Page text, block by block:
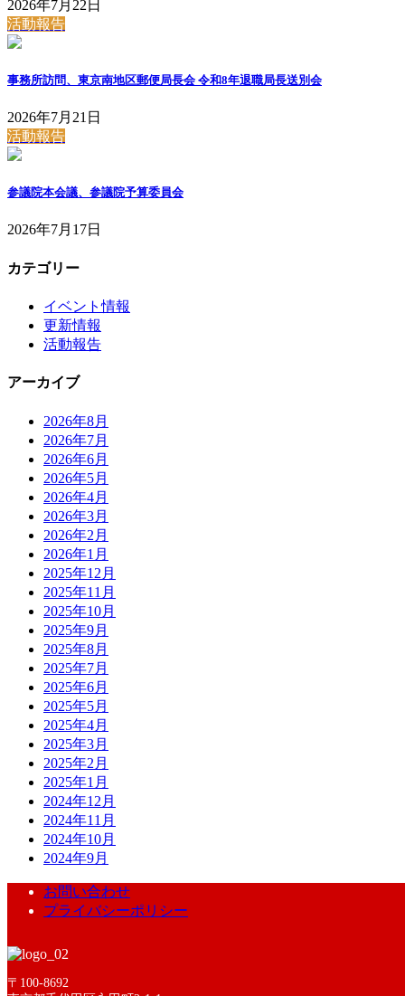
2026年7月22日
活動報告
事務所訪問、東京南地区郵便局長会 令和8年退職局長送別会
2026年7月21日
活動報告
参議院本会議、参議院予算委員会
2026年7月17日
カテゴリー
イベント情報
更新情報
活動報告
アーカイブ
2026年8月
2026年7月
2026年6月
2026年5月
2026年4月
2026年3月
2026年2月
2026年1月
2025年12月
2025年11月
2025年10月
2025年9月
2025年8月
2025年7月
2025年6月
2025年5月
2025年4月
2025年3月
2025年2月
2025年1月
2024年12月
2024年11月
2024年10月
2024年9月
お問い合わせ
プライバシーポリシー
〒100-8692